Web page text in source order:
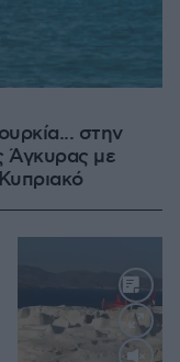
στην
Άγκυρας με